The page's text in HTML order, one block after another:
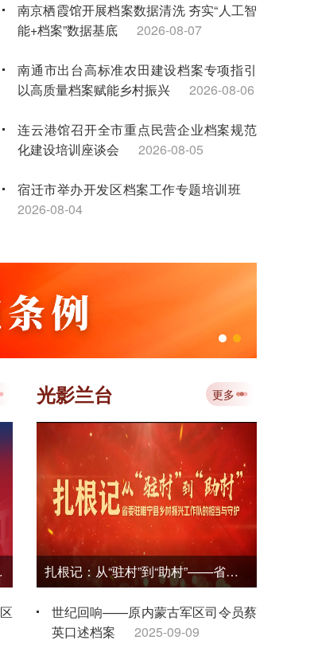
南京栖霞馆开展档案数据清洗 夯实“人工智
能+档案”数据基底
2026-08-07
南通市出台高标准农田建设档案专项指引
以高质量档案赋能乡村振兴
2026-08-06
连云港馆召开全市重点民营企业档案规范
化建设培训座谈会
2026-08-05
宿迁市举办开发区档案工作专题培训班
2026-08-04
新就业群体子女暑期生活
2026-08-03
“泰有感”实境思政课堂：让青少年在档案中
触摸家乡发展脉搏
专题培训 赋能档案事业数智化转型
2026-08-03
档案文献展
光影兰台 更多
扎根记：从“驻村”到“助村”——省委驻睢宁县乡村振兴工作队的担当与守护
世纪回响——原内蒙古军区司令员蔡
英口述档案
2025-09-09